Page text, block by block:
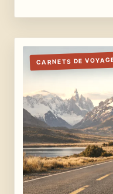
CARNETS DE